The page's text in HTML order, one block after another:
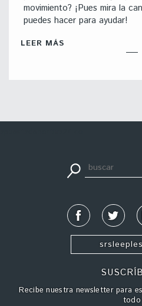
movimiento? ¡Pues mira la
puedes hacer para ayudar!
LEER MÁS
Recibe nuestra newsletter para
todo